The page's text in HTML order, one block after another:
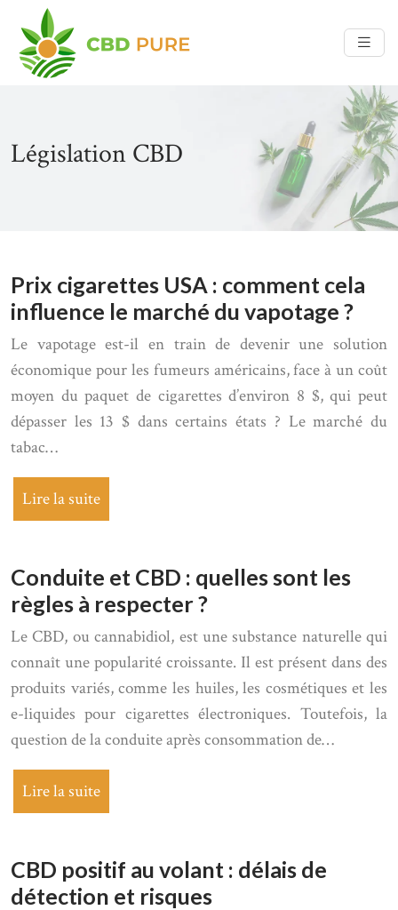
Législation CBD
Prix cigarettes USA : comment cela
influence le marché du vapotage ?
Le vapotage est-il en train de devenir une solution
économique pour les fumeurs américains, face à un coût
moyen du paquet de cigarettes d’environ 8 $, qui peut
dépasser les 13 $ dans certains états ? Le marché du
tabac…
Lire la suite
Conduite et CBD : quelles sont les
règles à respecter ?
Le CBD, ou cannabidiol, est une substance naturelle qui
connaît une popularité croissante. Il est présent dans des
produits variés, comme les huiles, les cosmétiques et les
e-liquides pour cigarettes électroniques. Toutefois, la
question de la conduite après consommation de…
Lire la suite
CBD positif au volant : délais de
détection et risques